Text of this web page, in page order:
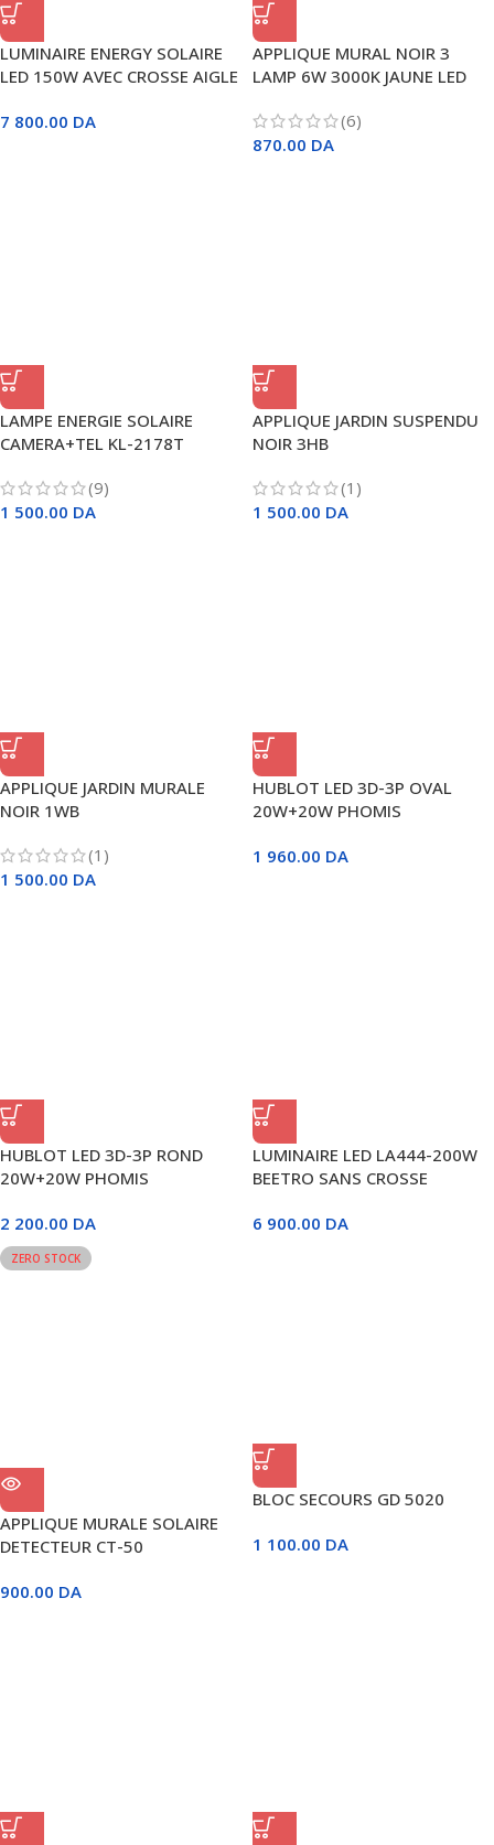
LUMINAIRE ENERGY SOLAIRE
LED 150W AVEC CROSSE AIGLE
7 800.00 DA
APPLIQUE MURAL NOIR 3
LAMP 6W 3000K JAUNE LED
(6)
870.00 DA
LAMPE ENERGIE SOLAIRE
CAMERA+TEL KL-2178T
(9)
1 500.00 DA
APPLIQUE JARDIN SUSPENDU
NOIR 3HB
(1)
1 500.00 DA
APPLIQUE JARDIN MURALE
NOIR 1WB
(1)
1 500.00 DA
HUBLOT LED 3D-3P OVAL
20W+20W PHOMIS
1 960.00 DA
HUBLOT LED 3D-3P ROND
20W+20W PHOMIS
2 200.00 DA
LUMINAIRE LED LA444-200W
BEETRO SANS CROSSE
6 900.00 DA
ZERO STOCK
APPLIQUE MURALE SOLAIRE
DETECTEUR CT-50
900.00 DA
BLOC SECOURS GD 5020
1 100.00 DA